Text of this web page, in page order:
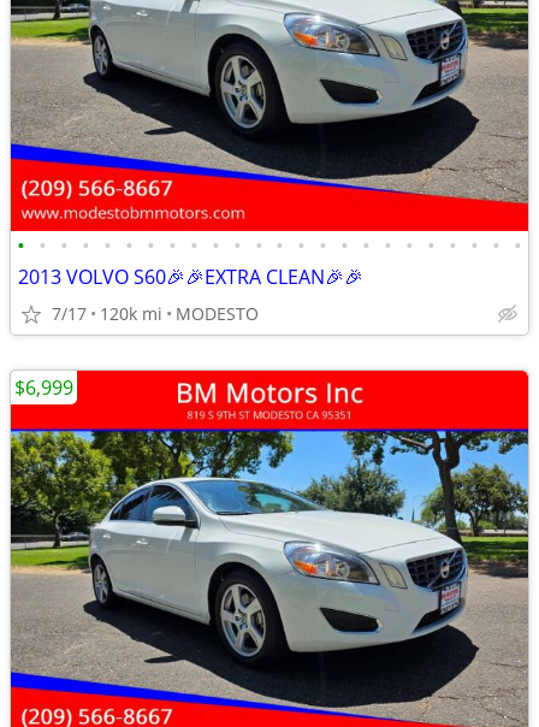
• • • • • • • • • • • • • • • • • • • • • • • •
2013 VOLVO S60🎉🎉EXTRA CLEAN🎉🎉
7/17 120k mi MODESTO
$6,999